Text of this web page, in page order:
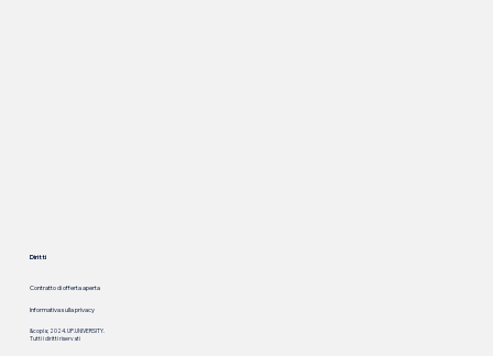
Diritti
Contratto di offerta aperta
Informativa sulla privacy
&copia; 2024. UP.UNIVERSITY.
Tutti i diritti riservati